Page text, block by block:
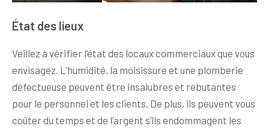
État des lieux
Veillez à vérifier l’état des locaux commerciaux que vous
envisagez. L’humidité, la moisissure et une plomberie
défectueuse peuvent être insalubres et rebutantes
pour le personnel et les clients. De plus, ils peuvent vous
coûter du temps et de l’argent s’ils endommagent les